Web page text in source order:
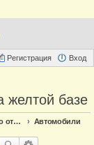
Вход
Регистрация
желтой базе
Фото и видео отчёт по аквапечати Автомобили